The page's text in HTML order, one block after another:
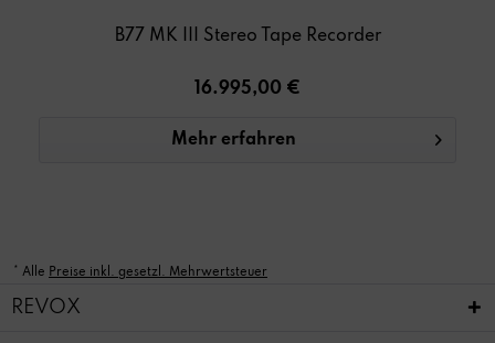
B77 MK III Stereo Tape Recorder
16.995,00 €
Mehr erfahren
* Alle Preise inkl. gesetzl. Mehrwertsteuer
REVOX